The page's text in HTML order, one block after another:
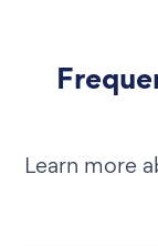
Learn more